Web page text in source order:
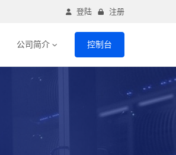
登陆 注册
公司简介 控制台